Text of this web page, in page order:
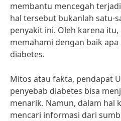
membantu mencegah
hal tersebut bukanlah satu-
penyakit ini. Oleh karena
memahami dengan baik
diabetes.
Mitos atau fakta, pendapat
penyebab diabetes bisa
menarik. Namun, dalam hal
mencari informasi dari